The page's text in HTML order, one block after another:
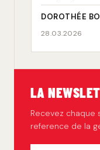
DOROTHÉE
28.03.2026
LA
Recevez chaque
reference de la